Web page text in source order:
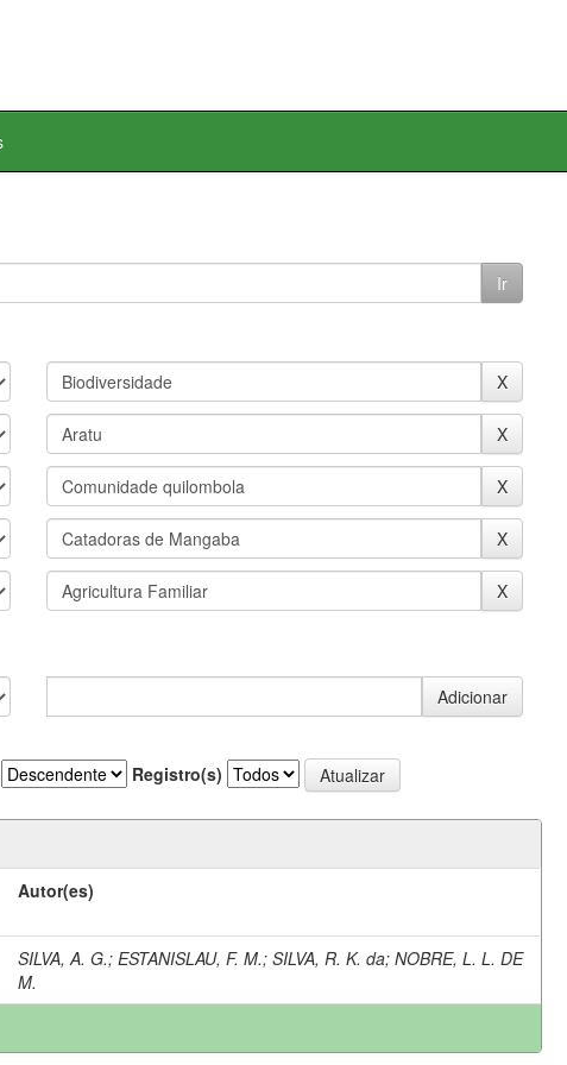
Registro(s)
Autor(es)
SILVA, A. G.;ESTANISLAU, F. M.;SILVA, R. K. da;NOBRE, L. L. DE
M.